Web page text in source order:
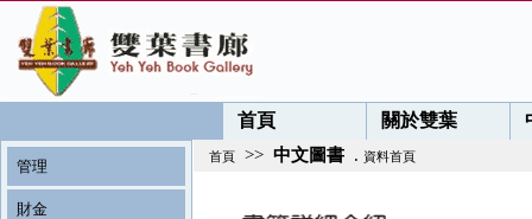
首頁 關於雙葉
管理
財金
首頁 >> 中文圖書 . 資料首頁